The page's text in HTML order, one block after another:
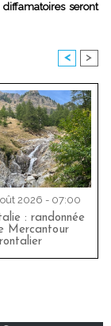
seront
< >
2026 - 07:00
: randonnée
Mercantour